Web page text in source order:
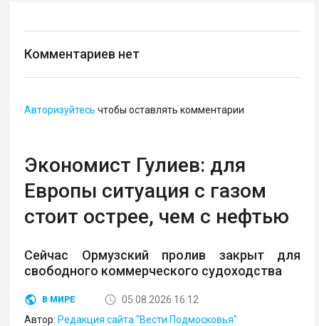
Комментариев нет
Авторизуйтесь чтобы оставлять комментарии
Экономист Гулиев: для
Европы ситуация с газом
стоит острее, чем с нефтью
Сейчас Ормузский пролив закрыт для
свободного коммерческого судоходства
В МИРЕ
05.08.2026 16:12
Автор: Редакция сайта "Вести Подмосковья"